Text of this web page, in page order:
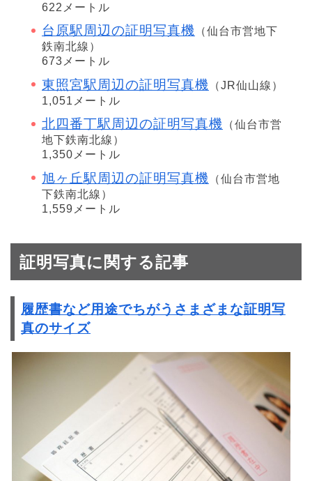
622メートル
台原駅周辺の証明写真機
（仙台市営地下
鉄南北線）
673メートル
東照宮駅周辺の証明写真機
（JR仙山線）
1,051メートル
北四番丁駅周辺の証明写真機
（仙台市営
地下鉄南北線）
1,350メートル
旭ヶ丘駅周辺の証明写真機
（仙台市営地
下鉄南北線）
1,559メートル
証明写真に関する記事
履歴書など用途でちがうさまざまな証明写
真のサイズ